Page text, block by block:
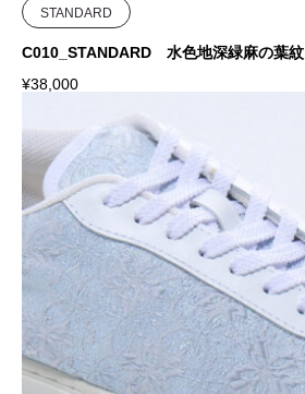
STANDARD
C010_STANDARD 水色地深緑麻の葉紋
¥38,000